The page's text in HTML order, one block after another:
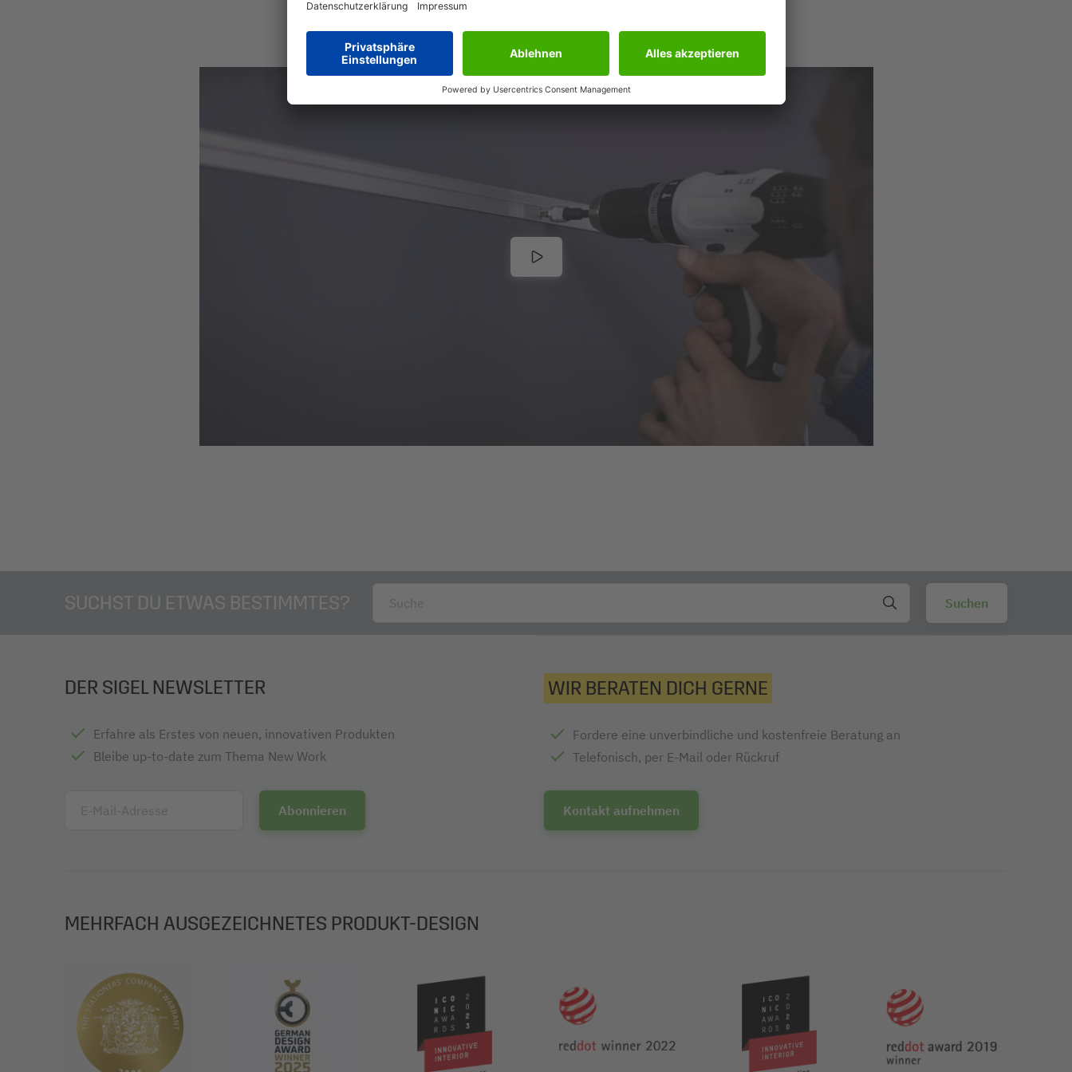
MONTAGEVIDEO
SUCHST DU ETWAS BESTIMMTES?
DER SIGEL NEWSLETTER
Erfahre als Erstes von neuen, innovativen Produkten
Bleibe up-to-date zum Thema New Work
E-Mail-Adresse
WIR BERATEN DICH GERNE
Fordere eine unverbindliche und kostenfreie Beratung an
Telefonisch, per E-Mail oder Rückruf
Kontakt aufnehmen
MEHRFACH AUSGEZEICHNETES PRODUKT-DESIGN